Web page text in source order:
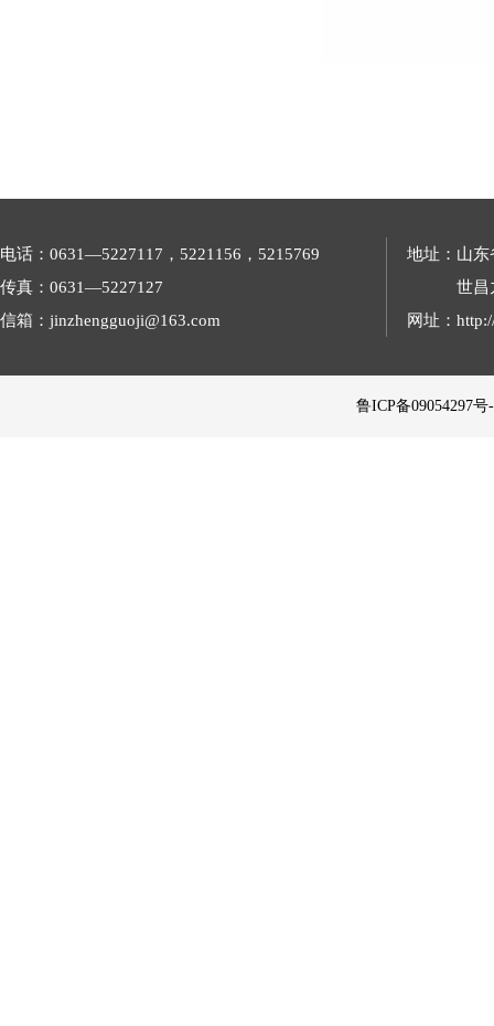
电话：0631—5227117，5221156，5215769
传真：0631—5227127
信箱：jinzhengguoji@163.com
地址：山
世昌
网址：
鲁ICP备09054297号